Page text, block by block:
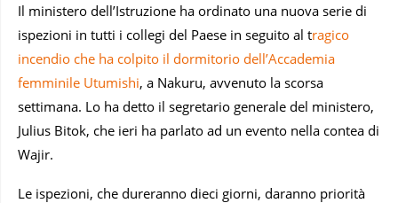
Il ministero dell’Istruzione ha ordinato una nuova serie di
ispezioni in tutti i collegi del Paese in seguito al tragico
incendio che ha colpito il dormitorio dell’Accademia
femminile Utumishi, a Nakuru, avvenuto la scorsa
settimana. Lo ha detto il segretario generale del ministero,
Julius Bitok, che ieri ha parlato ad un evento nella contea di
Wajir.
Le ispezioni, che dureranno dieci giorni, daranno priorità